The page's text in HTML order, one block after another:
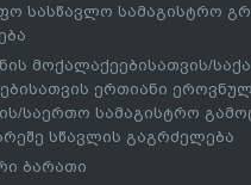
სასწავლო სამაგისტრო
მოქალაქეებისათვის/
ერთიანი
საერთო სამაგისტრო
სწავლის გაგრძელება
ბარათი